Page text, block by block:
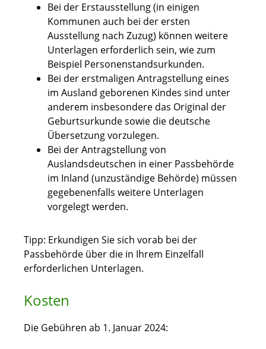
Bei der Erstausstellung (in einigen
Kommunen auch bei der ersten
Ausstellung nach Zuzug) können weitere
Unterlagen erforderlich sein, wie zum
Beispiel Personenstandsurkunden.
Bei der erstmaligen Antragstellung eines
im Ausland geborenen Kindes sind unter
anderem insbesondere das Original der
Geburtsurkunde sowie die deutsche
Übersetzung vorzulegen.
Bei der Antragstellung von
Auslandsdeutschen in einer Passbehörde
im Inland (unzuständige Behörde) müssen
gegebenenfalls weitere Unterlagen
vorgelegt werden.
Tipp: Erkundigen Sie sich vorab bei der
Passbehörde über die in Ihrem Einzelfall
erforderlichen Unterlagen.
Kosten
Die Gebühren ab 1. Januar 2024: